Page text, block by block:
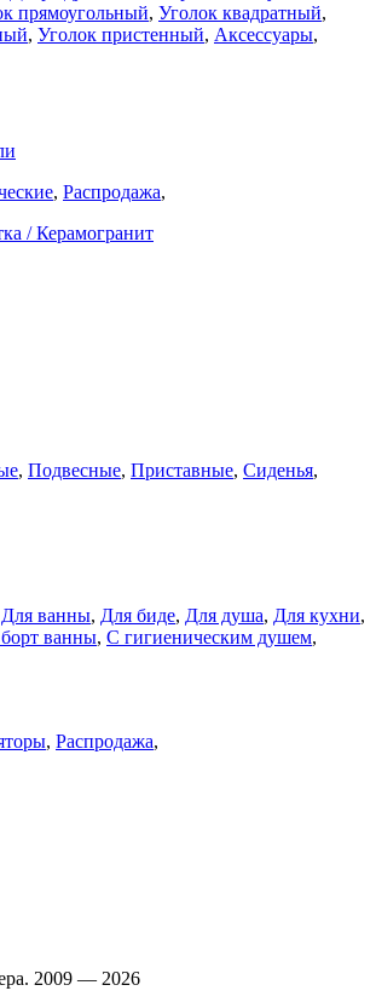
прямоугольный, Уголок квадратный,
, Уголок пристенный, Аксессуары,
, Распродажа,
/ Керамогранит
, Подвесные, Приставные, Сиденья,
Для ванны, Для биде, Для душа, Для кухни,
ванны, C гигиеническим душем,
, Распродажа,
2009 — 2026